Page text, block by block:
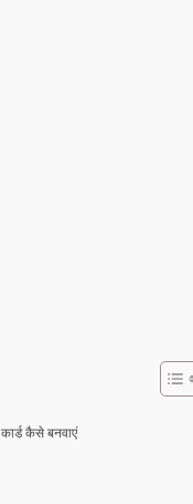
कैसे बनवाएं